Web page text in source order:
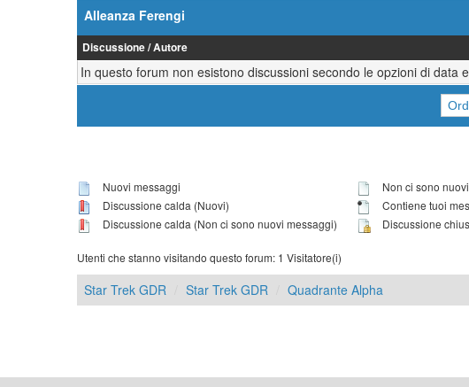
Alleanza Ferengi
Discussione/Autore
In questo forum non esistono discussioni secondo le opzioni di data
Nuovi messaggi
Discussione calda (Nuovi)
Discussione calda (Non ci sono nuovi messaggi)
Non ci sono
Contiene tuoi
Discussione
Utenti che stanno visitando questo forum: 1 Visitatore(i)
Star Trek GDR Star Trek GDR Quadrante Alpha